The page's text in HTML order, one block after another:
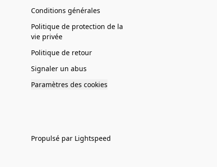
Conditions générales
Politique de protection de la
vie privée
Politique de retour
Signaler un abus
Paramètres des cookies
Propulsé par Lightspeed